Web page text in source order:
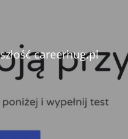
careerhug.pl